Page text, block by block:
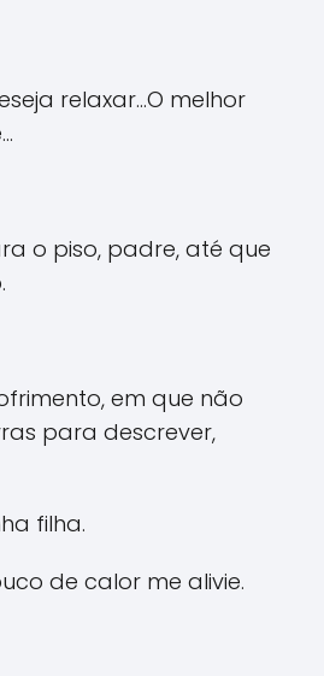
relaxar...O melhor
o piso, padre, até que
em que não
para descrever,
filha.
de calor me alivie.